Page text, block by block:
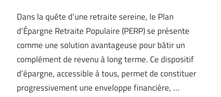
Dans la quête d’une retraite sereine, le Plan
d’Épargne Retraite Populaire (PERP) se présente
comme une solution avantageuse pour bâtir un
complément de revenu à long terme. Ce dispositif
d’épargne, accessible à tous, permet de constituer
progressivement une enveloppe financière, …